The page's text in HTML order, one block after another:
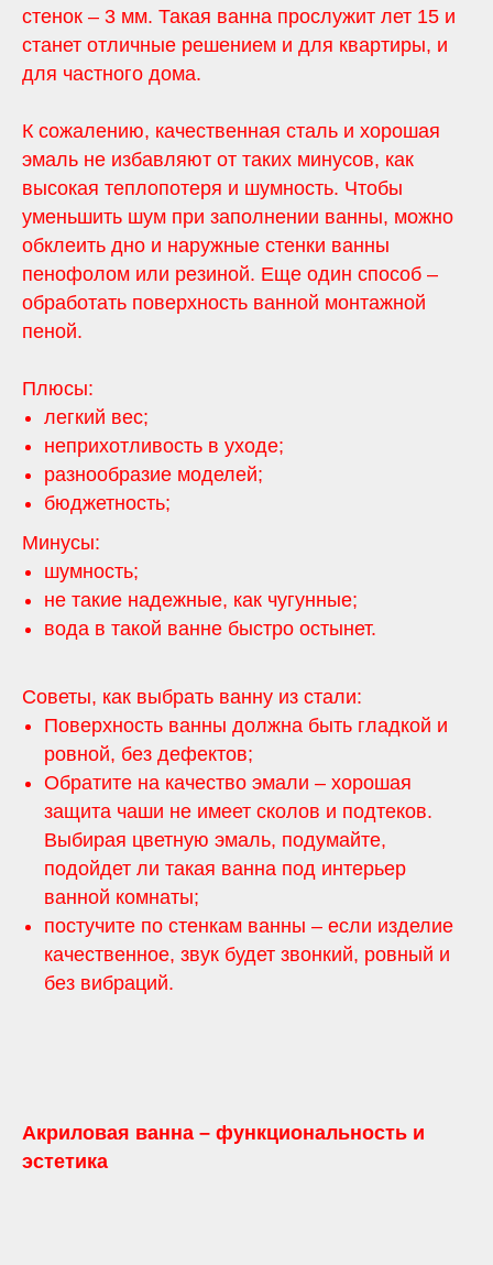
стенок – 3 мм. Такая ванна прослужит лет 15 и
станет отличные решением и для квартиры, и
для частного дома.
К сожалению, качественная сталь и хорошая
эмаль не избавляют от таких минусов, как
высокая теплопотеря и шумность. Чтобы
уменьшить шум при заполнении ванны, можно
обклеить дно и наружные стенки ванны
пенофолом или резиной. Еще один способ –
обработать поверхность ванной монтажной
пеной.
Плюсы:
легкий вес;
неприхотливость в уходе;
разнообразие моделей;
бюджетность;
Минусы:
шумность;
не такие надежные, как чугунные;
вода в такой ванне быстро остынет.
Советы, как выбрать ванну из стали:
Поверхность ванны должна быть гладкой и
ровной, без дефектов;
Обратите на качество эмали – хорошая
защита чаши не имеет сколов и подтеков.
Выбирая цветную эмаль, подумайте,
подойдет ли такая ванна под интерьер
ванной комнаты;
постучите по стенкам ванны – если изделие
качественное, звук будет звонкий, ровный и
без вибраций.
Акриловая ванна – функциональность и
эстетика